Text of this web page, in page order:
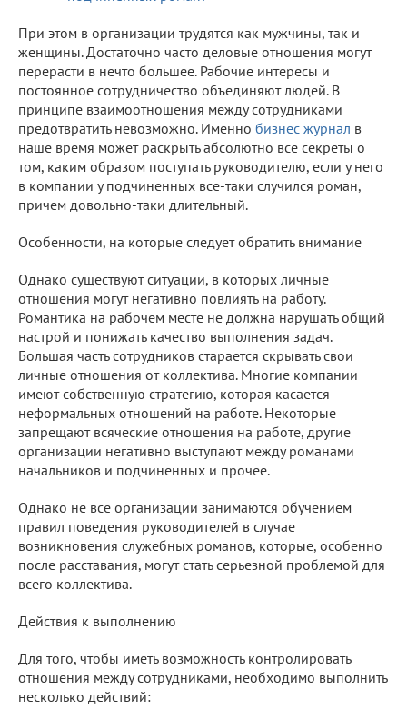
При этом в организации трудятся как мужчины, так и
женщины. Достаточно часто деловые отношения могут
перерасти в нечто большее. Рабочие интересы и
постоянное сотрудничество объединяют людей. В
принципе взаимоотношения между сотрудниками
предотвратить невозможно. Именно бизнес журнал в
наше время может раскрыть абсолютно все секреты о
том, каким образом поступать руководителю, если у него
в компании у подчиненных все-таки случился роман,
причем довольно-таки длительный.
Особенности, на которые следует обратить внимание
Однако существуют ситуации, в которых личные
отношения могут негативно повлиять на работу.
Романтика на рабочем месте не должна нарушать общий
настрой и понижать качество выполнения задач.
Большая часть сотрудников старается скрывать свои
личные отношения от коллектива. Многие компании
имеют собственную стратегию, которая касается
неформальных отношений на работе. Некоторые
запрещают всяческие отношения на работе, другие
организации негативно выступают между романами
начальников и подчиненных и прочее.
Однако не все организации занимаются обучением
правил поведения руководителей в случае
возникновения служебных романов, которые, особенно
после расставания, могут стать серьезной проблемой для
всего коллектива.
Действия к выполнению
Для того, чтобы иметь возможность контролировать
отношения между сотрудниками, необходимо выполнить
несколько действий: